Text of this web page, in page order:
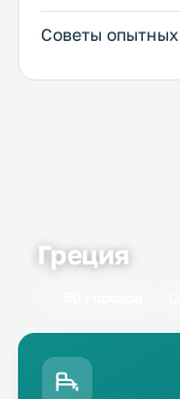
Советы
Греция